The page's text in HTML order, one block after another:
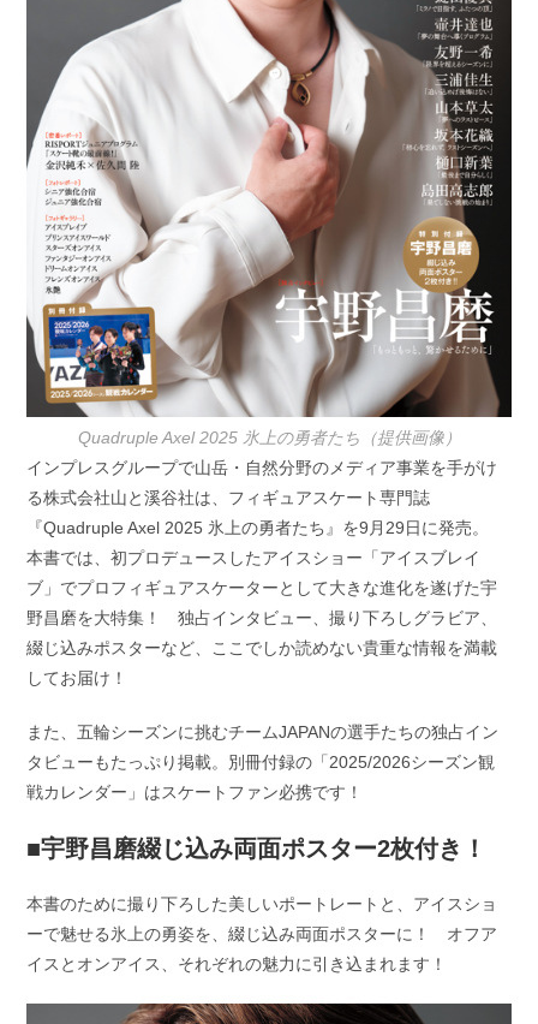
Quadruple Axel 2025 氷上の勇者たち（提供画像）
インプレスグループで山岳・自然分野のメディア事業を手がけ
る株式会社山と溪谷社は、フィギュアスケート専門誌
『Quadruple Axel 2025 氷上の勇者たち』を9月29日に発売。
本書では、初プロデュースしたアイスショー「アイスブレイ
ブ」でプロフィギュアスケーターとして大きな進化を遂げた宇
野昌磨を大特集！ 独占インタビュー、撮り下ろしグラビア、
綴じ込みポスターなど、ここでしか読めない貴重な情報を満載
してお届け！
また、五輪シーズンに挑むチームJAPANの選手たちの独占イン
タビューもたっぷり掲載。別冊付録の「2025/2026シーズン観
戦カレンダー」はスケートファン必携です！
■宇野昌磨綴じ込み両面ポスター2枚付き！
本書のために撮り下ろした美しいポートレートと、アイスショ
ーで魅せる氷上の勇姿を、綴じ込み両面ポスターに！ オフア
イスとオンアイス、それぞれの魅力に引き込まれます！